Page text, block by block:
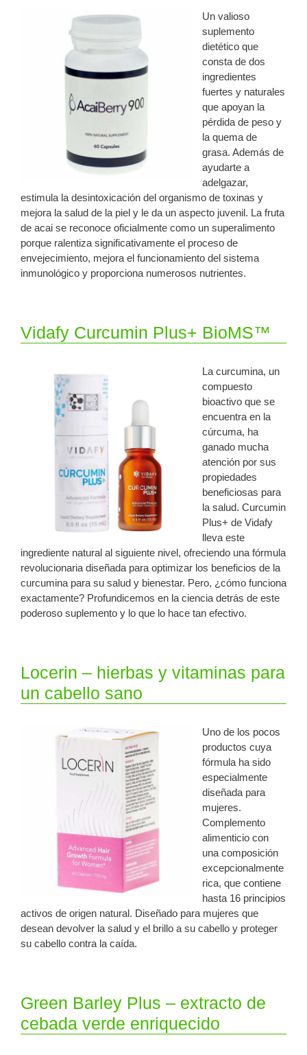
Un valioso
suplemento
dietético que
consta de dos
ingredientes
fuertes y naturales
que apoyan la
pérdida de peso y
la quema de
grasa. Además de
ayudarte a
adelgazar,
estimula la desintoxicación del organismo de toxinas y
mejora la salud de la piel y le da un aspecto juvenil. La fruta
de acai se reconoce oficialmente como un superalimento
porque ralentiza significativamente el proceso de
envejecimiento, mejora el funcionamiento del sistema
inmunológico y proporciona numerosos nutrientes.
Vidafy Curcumin Plus+ BioMS™
La curcumina, un
compuesto
bioactivo que se
encuentra en la
cúrcuma, ha
ganado mucha
atención por sus
propiedades
beneficiosas para
la salud. Curcumin
Plus+ de Vidafy
lleva este
ingrediente natural al siguiente nivel, ofreciendo una fórmula
revolucionaria diseñada para optimizar los beneficios de la
curcumina para su salud y bienestar. Pero, ¿cómo funciona
exactamente? Profundicemos en la ciencia detrás de este
poderoso suplemento y lo que lo hace tan efectivo.
Locerin – hierbas y vitaminas para
un cabello sano
Uno de los pocos
productos cuya
fórmula ha sido
especialmente
diseñada para
mujeres.
Complemento
alimenticio con
una composición
excepcionalmente
rica, que contiene
hasta 16 principios
activos de origen natural. Diseñado para mujeres que
desean devolver la salud y el brillo a su cabello y proteger
su cabello contra la caída.
Green Barley Plus – extracto de
cebada verde enriquecido